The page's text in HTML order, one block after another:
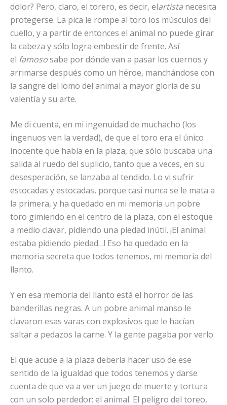
dolor? Pero, claro, el torero, es decir, elartista necesita
protegerse. La pica le rompe al toro los músculos del
cuello, y a partir de entonces el animal no puede girar
la cabeza y sólo logra embestir de frente. Así
el famososabe por dónde van a pasar los cuernos y
arrimarse después como un héroe, manchándose con
la sangre del lomo del animal a mayor gloria de su
valentía y su arte.
Me di cuenta, en mi ingenuidad de muchacho (los
ingenuos ven la verdad), de que el toro era el único
inocente que había en la plaza, que sólo buscaba una
salida al ruedo del suplicio, tanto que a veces, en su
desesperación, se lanzaba al tendido. Lo vi sufrir
estocadas y estocadas, porque casi nunca se le mata a
la primera, y ha quedado en mi memoria un pobre
toro gimiendo en el centro de la plaza, con el estoque
a medio clavar, pidiendo una piedad inútil. ¡El animal
estaba pidiendo piedad…! Eso ha quedado en la
memoria secreta que todos tenemos, mi memoria del
llanto.
Y en esa memoria del llanto está el horror de las
banderillas negras. A un pobre animal manso le
clavaron esas varas con explosivos que le hacían
saltar a pedazos la carne. Y la gente pagaba por verlo.
El que acude a la plaza debería hacer uso de ese
sentido de la igualdad que todos tenemos y darse
cuenta de que va a ver un juego de muerte y tortura
con un solo perdedor: el animal. El peligro del toreo,